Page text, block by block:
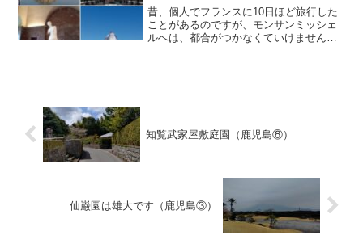
昔、個人でフランスに10日ほど旅行した
ことがあるのですが、モンサンミッシェ
ルへは、都合がつかなくていけませんで
知覧武家屋敷庭園（鹿児島⑥）
仙巌園は雄大です（鹿児島③）